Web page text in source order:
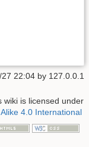
27 22:04 by 127.0.0.1
wiki is licensed under
4.0 International